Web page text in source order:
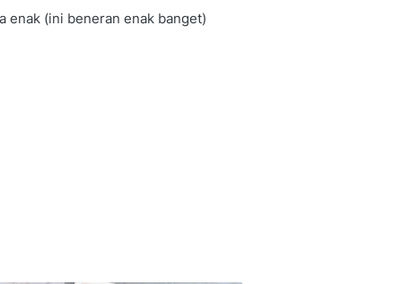
enak (ini beneran enak banget)